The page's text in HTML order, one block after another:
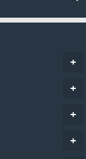
+
+
+
+